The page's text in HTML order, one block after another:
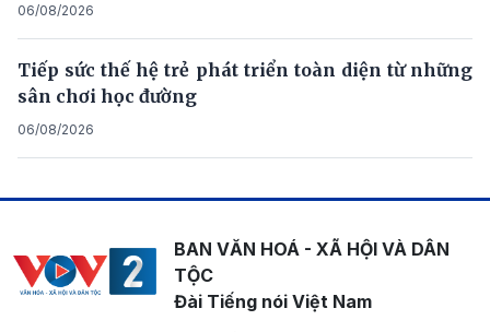
06/08/2026
Tiếp sức thế hệ trẻ phát triển toàn diện từ những
sân chơi học đường
06/08/2026
BAN VĂN HOÁ - XÃ HỘI VÀ DÂN
TỘC
Đài Tiếng nói Việt Nam